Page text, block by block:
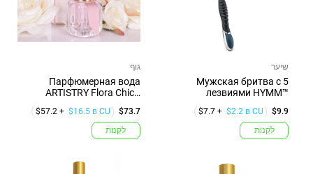
גוף
Парфюмерная вода
ARTISTRY Flora Chic™
$73.7
$57.2 + $16.5 в CU
לִקְנוֹת
שיער
Мужская бритва с 5
лезвиями HYMM™
$9.9
$7.7 + $2.2 в CU
לִקְנוֹת